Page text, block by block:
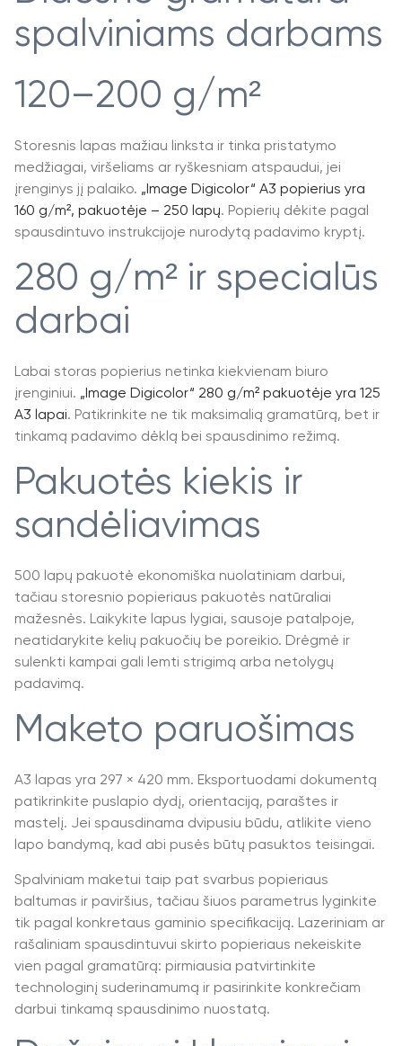
spalviniams darbams
120–200 g/m²
Storesnis lapas mažiau linksta ir tinka pristatymo
medžiagai, viršeliams ar ryškesniam atspaudui, jei
įrenginys jį palaiko. „Image Digicolor“ A3 popierius yra
160 g/m², pakuotėje – 250 lapų. Popierių dėkite pagal
spausdintuvo instrukcijoje nurodytą padavimo kryptį.
280 g/m² ir specialūs
darbai
Labai storas popierius netinka kiekvienam biuro
įrenginiui. „Image Digicolor“ 280 g/m² pakuotėje yra 125
A3 lapai. Patikrinkite ne tik maksimalią gramatūrą, bet ir
tinkamą padavimo dėklą bei spausdinimo režimą.
Pakuotės kiekis ir
sandėliavimas
500 lapų pakuotė ekonomiška nuolatiniam darbui,
tačiau storesnio popieriaus pakuotės natūraliai
mažesnės. Laikykite lapus lygiai, sausoje patalpoje,
neatidarykite kelių pakuočių be poreikio. Drėgmė ir
sulenkti kampai gali lemti strigimą arba netolygų
padavimą.
Maketo paruošimas
A3 lapas yra 297 × 420 mm. Eksportuodami dokumentą
patikrinkite puslapio dydį, orientaciją, paraštes ir
mastelį. Jei spausdinama dvipusiu būdu, atlikite vieno
lapo bandymą, kad abi pusės būtų pasuktos teisingai.
Spalviniam maketui taip pat svarbus popieriaus
baltumas ir paviršius, tačiau šiuos parametrus lyginkite
tik pagal konkretaus gaminio specifikaciją. Lazeriniam ar
rašaliniam spausdintuvui skirto popieriaus nekeiskite
vien pagal gramatūrą: pirmiausia patvirtinkite
technologinį suderinamumą ir pasirinkite konkrečiam
darbui tinkamą spausdinimo nuostatą.